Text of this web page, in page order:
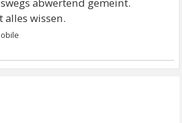
abwertend gemeint.
wissen.